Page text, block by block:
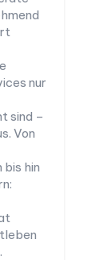
nur
sind –
Von
hin